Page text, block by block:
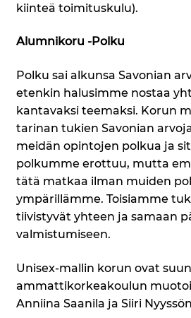
kiinteä toimituskulu).
Alumnikoru -Polku
Polku sai alkunsa Savonian
etenkin halusimme nostaa
kantavaksi teemaksi. Korun
tarinan tukien Savonian
meidän opintojen polkua ja
polkumme erottuu, mutta
tätä matkaa ilman muiden
ympärillämme. Toisiamme
tiivistyvät yhteen ja samaan
valmistumiseen.
Unisex-mallin korun ovat
ammattikorkeakoulun
Anniina Saanila ja Siiri